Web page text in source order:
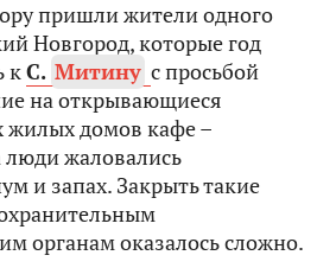
пришли жители одного
Новгород, которые год
кС. Митину с просьбой
на открывающиеся
жилых домов кафе –
люди жаловались
и запах. Закрыть такие
органам оказалось сложно.